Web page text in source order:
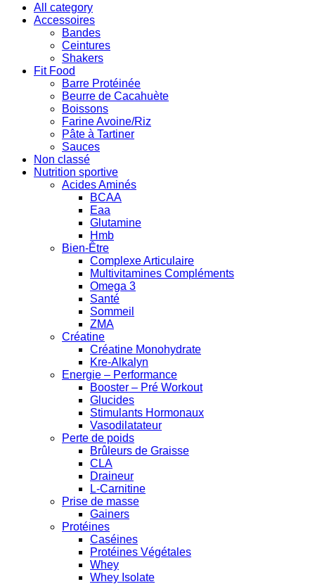
All category
Accessoires
Bandes
Ceintures
Shakers
Fit Food
Barre Protéinée
Beurre de Cacahuète
Boissons
Farine Avoine/Riz
Pâte à Tartiner
Sauces
Non classé
Nutrition sportive
Acides Aminés
BCAA
Eaa
Glutamine
Hmb
Bien-Être
Complexe Articulaire
Multivitamines Compléments
Omega 3
Santé
Sommeil
ZMA
Créatine
Créatine Monohydrate
Kre-Alkalyn
Energie – Performance
Booster – Pré Workout
Glucides
Stimulants Hormonaux
Vasodilatateur
Perte de poids
Brûleurs de Graisse
CLA
Draineur
L-Carnitine
Prise de masse
Gainers
Protéines
Caséines
Protéines Végétales
Whey
Whey Isolate